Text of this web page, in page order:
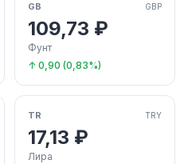
GB GBP
109,73 ₽
Фунт
↑ 0,90 (0,83%)
TR TRY
17,13 ₽
Лира